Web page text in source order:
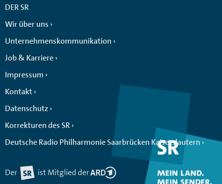
DER SR
Wir über uns
Unternehmenskommunikation
Job & Karriere
Impressum
Kontakt
Datenschutz
Korrekturen des SR
Deutsche Radio Philharmonie Saarbrücken Kaiserslautern
Der ist Mitglied der